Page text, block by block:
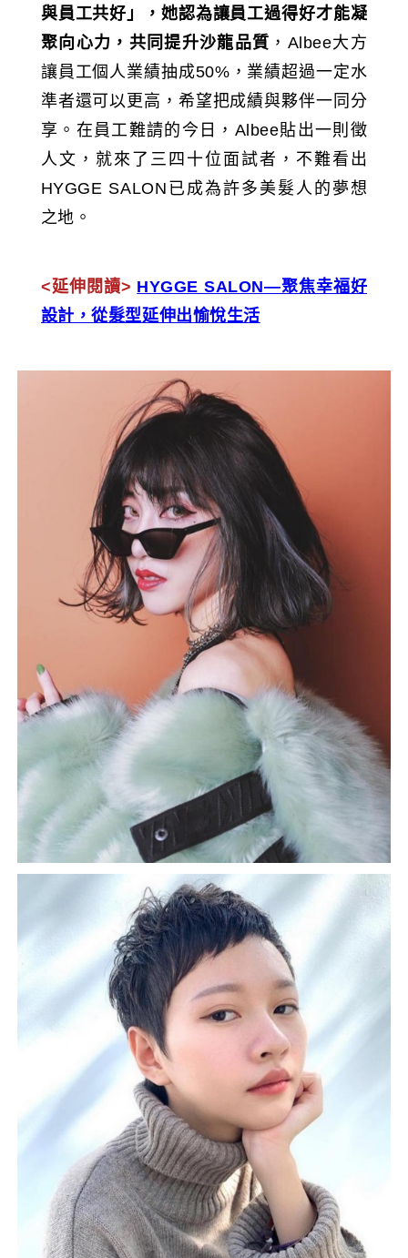
與員工共好」，她認為讓員工過得好才能凝
聚向心力，共同提升沙龍品質 ，Albee大方
讓員工個人業績抽成50%，業績超過一定水
準者還可以更高，希望把成績與夥伴一同分
享。在員工難請的今日，Albee貼出一則徵
人文，就來了三四十位面試者，不難看出
HYGGE SALON已成為許多美髮人的夢想
之地。
<延伸閱讀> HYGGE SALON—聚焦幸福好
設計，從髮型延伸出愉悅生活